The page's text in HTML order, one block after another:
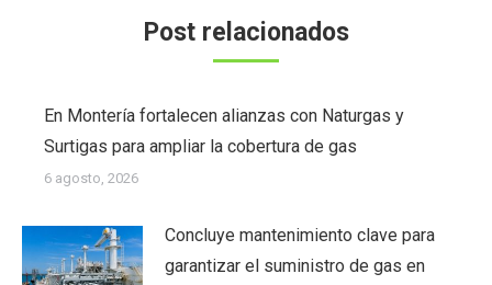
Post relacionados
En Montería fortalecen alianzas con Naturgas y
Surtigas para ampliar la cobertura de gas
6 agosto, 2026
Concluye mantenimiento clave para
garantizar el suministro de gas en